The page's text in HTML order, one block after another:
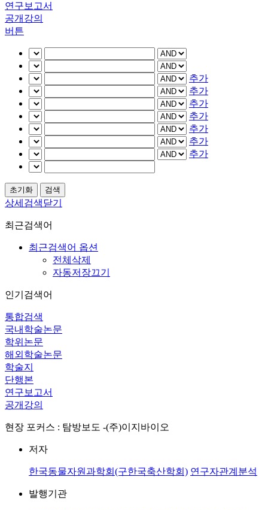
연구보고서
공개강의
버튼
추가
추가
추가
추가
추가
추가
추가
상세검색닫기
최근검색어
최근검색어 옵션
전체삭제
자동저장끄기
인기검색어
통합검색
국내학술논문
학위논문
해외학술논문
학술지
단행본
연구보고서
공개강의
현장 포커스 : 탐방보도 -(주)이지바이오
저자
한국동물자원과학회(구한국축산학회) 연구자관계분석
발행기관